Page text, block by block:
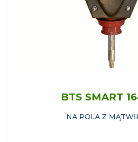
BTS SMART
NA POLA Z